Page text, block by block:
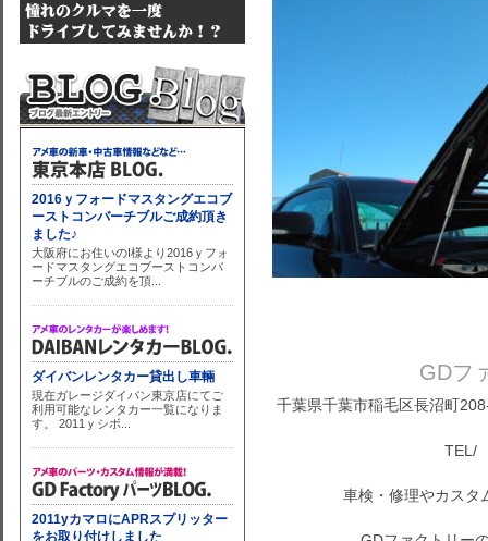
GDフ
千葉県千葉市稲毛区長沼町
TEL/
車検・修理やカスタ